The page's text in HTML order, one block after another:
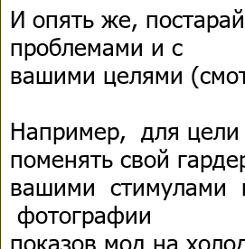
И опять же,
проблемами и с
вашими целями
Например, для цели
поменять свой
вашими стимулами
фотографии
показов мод на